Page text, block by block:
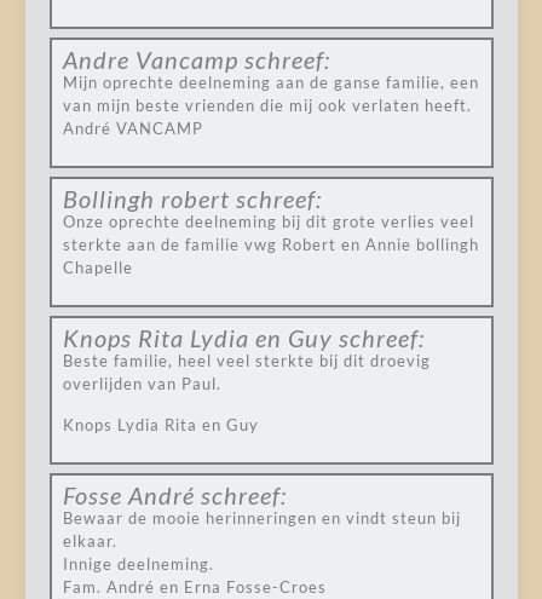
Andre Vancamp schreef:
Mijn oprechte deelneming aan de ganse familie, een
van mijn beste vrienden die mij ook verlaten heeft.
André VANCAMP
Bollingh robert schreef:
Onze oprechte deelneming bij dit grote verlies veel
sterkte aan de familie vwg Robert en Annie bollingh
Chapelle
Knops Rita Lydia en Guy schreef:
Beste familie, heel veel sterkte bij dit droevig
overlijden van Paul.
Knops Lydia Rita en Guy
Fosse André schreef:
Bewaar de mooie herinneringen en vindt steun bij
elkaar.
Innige deelneming.
Fam. André en Erna Fosse-Croes